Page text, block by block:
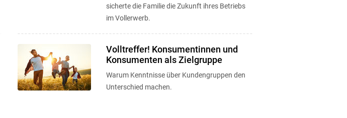
sicherte die Familie die Zukunft ihres Betriebs
im Vollerwerb.
Volltreffer! Konsumentinnen und
Konsumenten als Zielgruppe
Warum Kenntnisse über Kundengruppen den
Unterschied machen.